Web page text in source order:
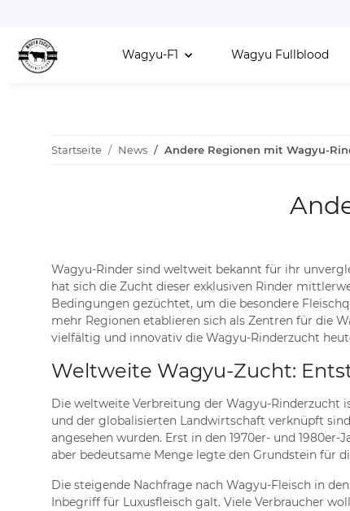
Wagyu-F1 Wagyu Fullblood
Startseite News Andere Regionen mit Wagyu-
Wagyu-Rinder sind weltweit bekannt für ihr
hat sich die Zucht dieser exklusiven Rinder
Bedingungen gezüchtet, um die besondere
mehr Regionen etablieren sich als Zentren für die
vielfältig und innovativ die Wagyu-Rinderzucht
Weltweite Wagyu-Zucht:
Die weltweite Verbreitung der Wagyu-Rinderzucht
und der globalisierten Landwirtschaft verknüpft
angesehen wurden. Erst in den 1970er- und
aber bedeutsame Menge legte den Grundstein für
Die steigende Nachfrage nach Wagyu-Fleisch in
Inbegriff für Luxusfleisch galt. Viele Verbraucher